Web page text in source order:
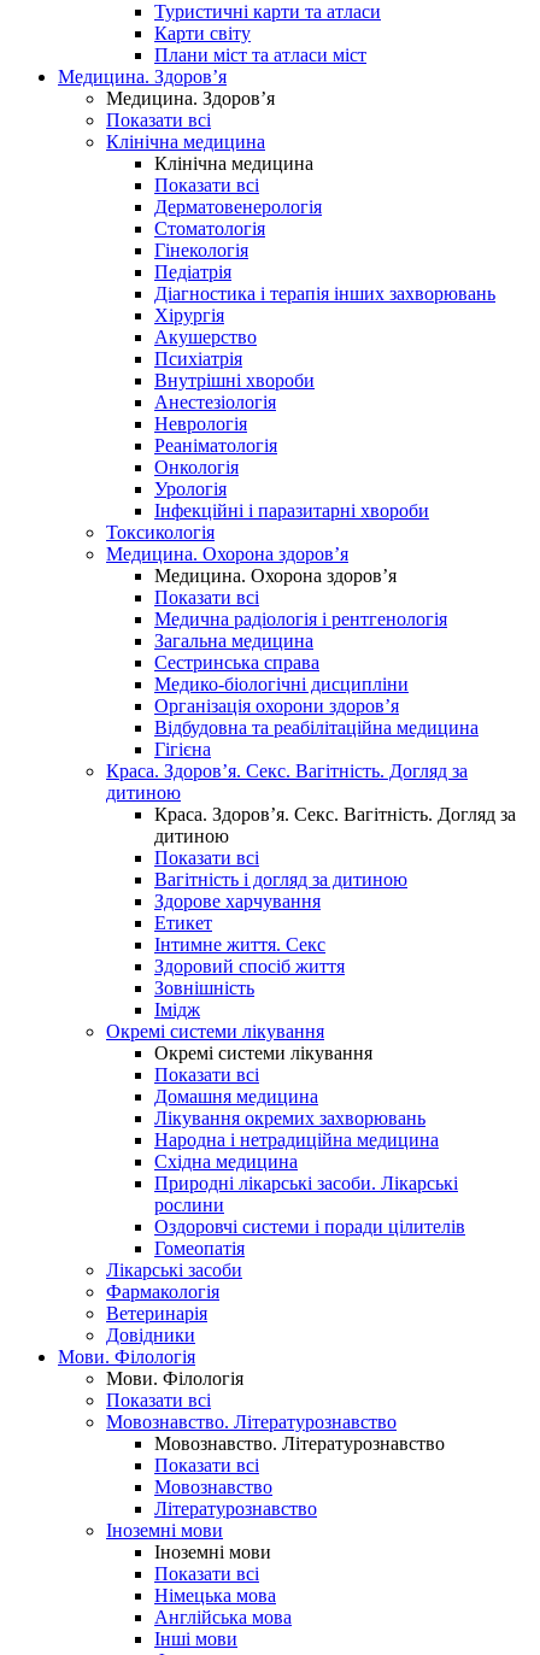
Туристичні карти та атласи
Карти світу
Плани міст та атласи міст
Медицина. Здоров’я
Медицина. Здоров’я
Показати всі
Клінічна медицина
Клінічна медицина
Показати всі
Дерматовенерологія
Стоматологія
Гінекологія
Педіатрія
Діагностика і терапія інших захворювань
Хірургія
Акушерство
Психіатрія
Внутрішні хвороби
Анестезіологія
Неврологія
Реаніматологія
Онкологія
Урологія
Інфекційні і паразитарні хвороби
Токсикологія
Медицина. Охорона здоров’я
Медицина. Охорона здоров’я
Показати всі
Медична радіологія і рентгенологія
Загальна медицина
Сестринська справа
Медико-біологічні дисципліни
Організація охорони здоров’я
Відбудовна та реабілітаційна медицина
Гігієна
Краса. Здоров’я. Секс. Вагітність. Догляд за
дитиною
Краса. Здоров’я. Секс. Вагітність. Догляд за
дитиною
Показати всі
Вагітність і догляд за дитиною
Здорове харчування
Етикет
Інтимне життя. Секс
Здоровий спосіб життя
Зовнішність
Імідж
Окремі системи лікування
Окремі системи лікування
Показати всі
Домашня медицина
Лікування окремих захворювань
Народна і нетрадиційна медицина
Східна медицина
Природні лікарські засоби. Лікарські
рослини
Оздоровчі системи і поради цілителів
Гомеопатія
Лікарські засоби
Фармакологія
Ветеринарія
Довідники
Мови. Філологія
Мови. Філологія
Показати всі
Мовознавство. Літературознавство
Мовознавство. Літературознавство
Показати всі
Мовознавство
Літературознавство
Іноземні мови
Іноземні мови
Показати всі
Німецька мова
Англійська мова
Інші мови